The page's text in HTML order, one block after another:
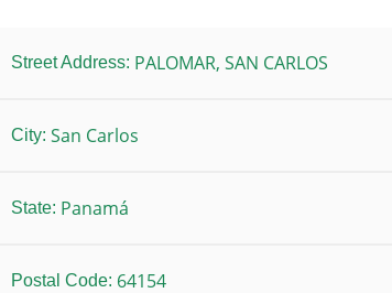
Street Address: PALOMAR, SAN CARLOS
City: San Carlos
State: Panamá
Postal Code: 64154